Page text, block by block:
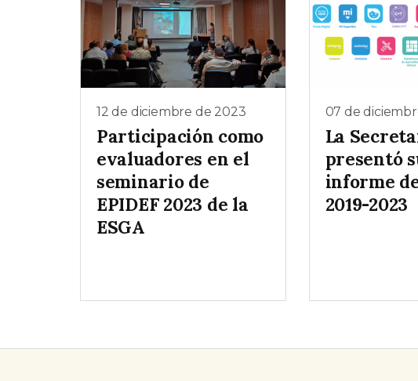
12 de diciembre de 2023
Participación como
evaluadores en el
seminario de
EPIDEF 2023 de la
ESGA
07 de
La
presentó
informe
2019-2023